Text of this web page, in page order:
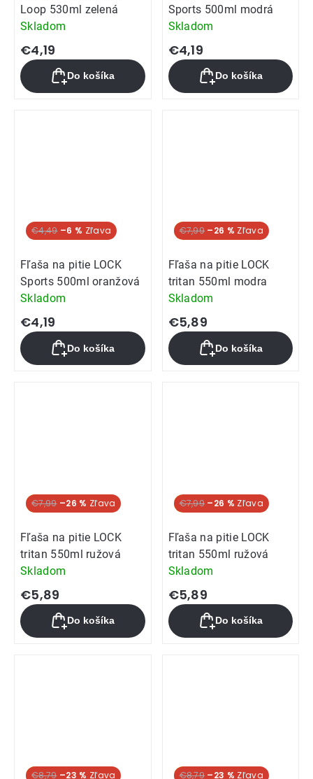
Loop 530ml zelená
Skladom
€4,19
Do košíka
Sports 500ml modrá
Skladom
€4,19
Do košíka
€4,49 –6 %
Fľaša na pitie LOCK
Sports 500ml oranžová
Skladom
€4,19
Do košíka
Akcia
€7,99 –26 %
Fľaša na pitie LOCK
tritan 550ml modra
Skladom
€5,89
Do košíka
Akcia
€7,99 –26 %
Fľaša na pitie LOCK
tritan 550ml ružová
Skladom
€5,89
Do košíka
Akcia
€7,99 –26 %
Fľaša na pitie LOCK
tritan 550ml ružová
Skladom
€5,89
Do košíka
Akcia
€8,79 –23 % Akcia
€8,79 –23 %